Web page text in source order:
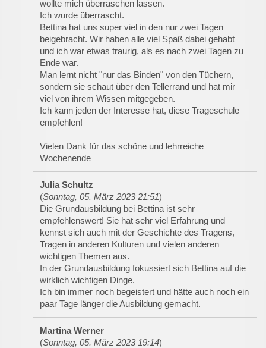
wollte mich überraschen lassen.
Ich wurde überrascht.
Bettina hat uns super viel in den nur zwei Tagen
beigebracht. Wir haben alle viel Spaß dabei gehabt
und ich war etwas traurig, als es nach zwei Tagen zu
Ende war.
Man lernt nicht "nur das Binden" von den Tüchern,
sondern sie schaut über den Tellerrand und hat mir
viel von ihrem Wissen mitgegeben.
Ich kann jeden der Interesse hat, diese Trageschule
empfehlen!
Vielen Dank für das schöne und lehrreiche
Wochenende
Julia Schultz
(Sonntag, 05. März 2023 21:51)
Die Grundausbildung bei Bettina ist sehr
empfehlenswert! Sie hat sehr viel Erfahrung und
kennst sich auch mit der Geschichte des Tragens,
Tragen in anderen Kulturen und vielen anderen
wichtigen Themen aus.
In der Grundausbildung fokussiert sich Bettina auf die
wirklich wichtigen Dinge.
Ich bin immer noch begeistert und hätte auch noch ein
paar Tage länger die Ausbildung gemacht.
Martina Werner
(Sonntag, 05. März 2023 19:14)